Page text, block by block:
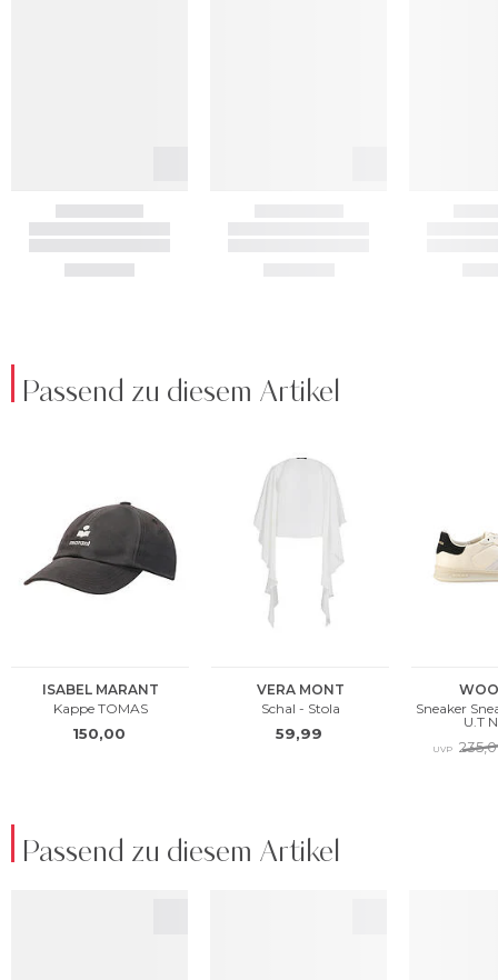
Passend zu diesem Artikel
Passend zu diesem Artikel